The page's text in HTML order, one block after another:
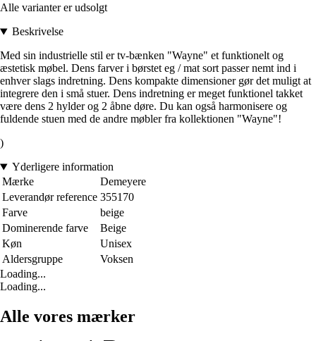
Alle varianter er udsolgt
Beskrivelse
Med sin industrielle stil er tv-bænken "Wayne" et funktionelt og
æstetisk møbel. Dens farver i børstet eg / mat sort passer nemt ind i
enhver slags indretning. Dens kompakte dimensioner gør det muligt at
integrere den i små stuer. Dens indretning er meget funktionel takket
være dens 2 hylder og 2 åbne døre. Du kan også harmonisere og
fuldende stuen med de andre møbler fra kollektionen "Wayne"!
)
Yderligere information
Mærke
Demeyere
Leverandør reference 355170
Farve
beige
Dominerende farve
Beige
Køn
Unisex
Aldersgruppe
Voksen
Loading...
Loading...
Alle vores mærker